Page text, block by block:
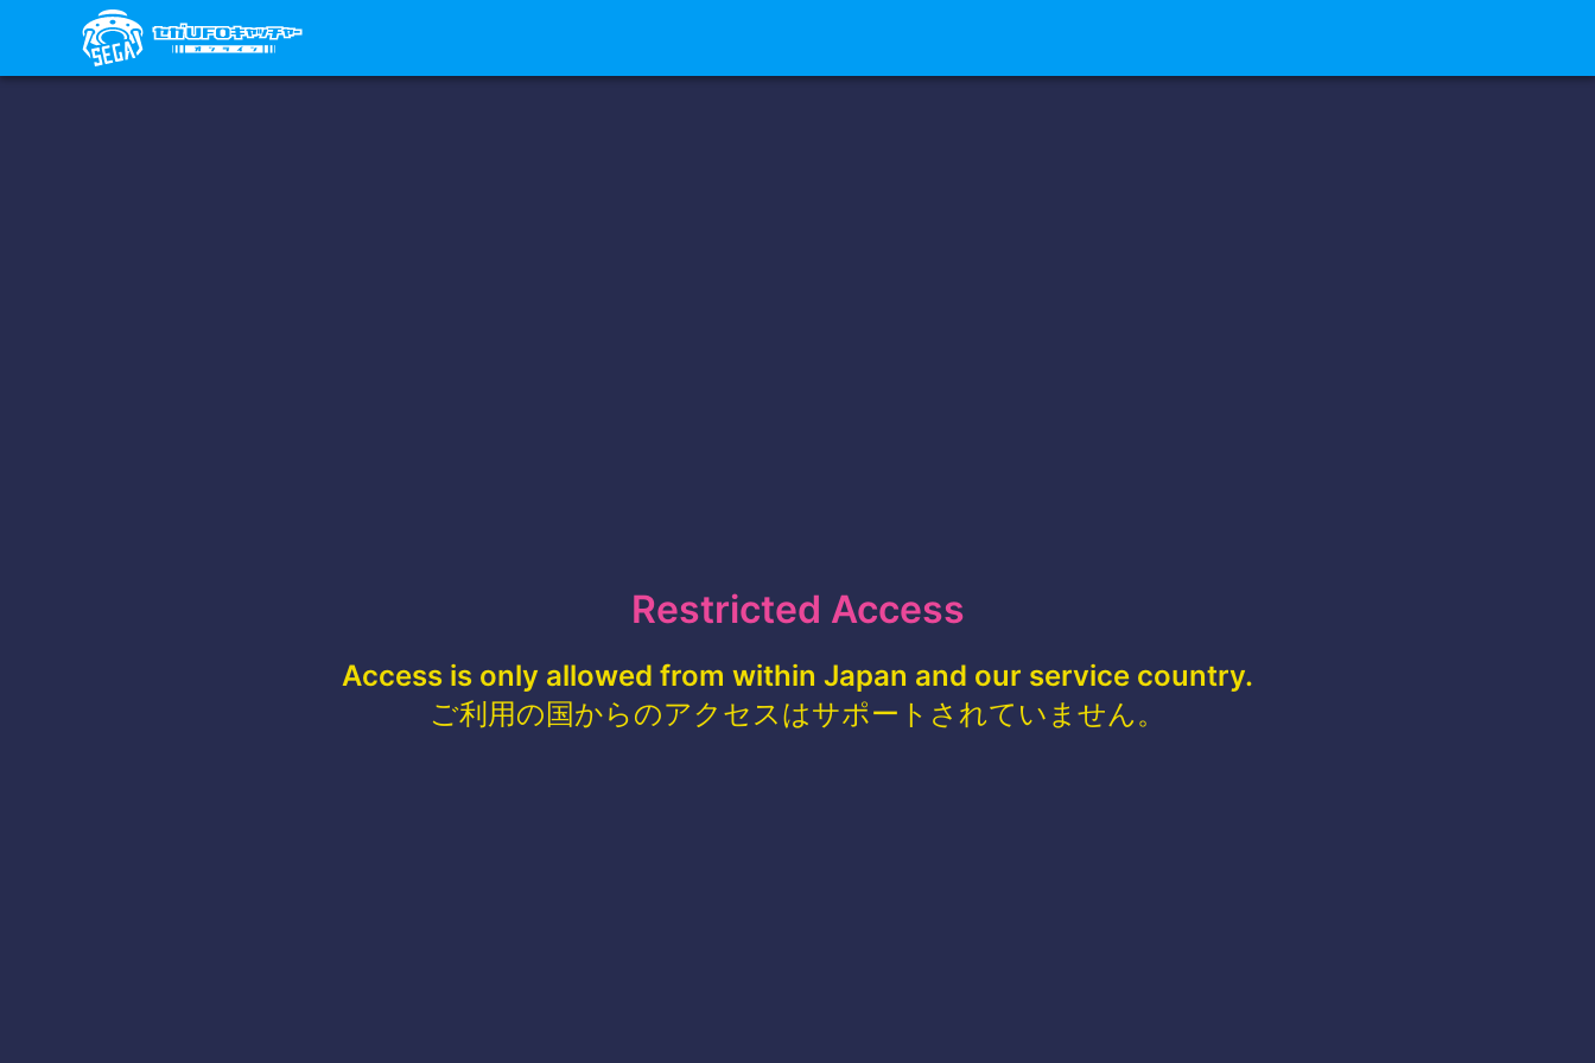
Restricted Access
Access is only allowed from within Japan and our service country.
ご利用の国からのアクセスはサポートされていません。